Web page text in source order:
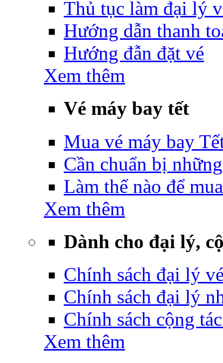
Thủ tục làm đại lý
Hướng dẫn thanh
Hướng đẫn đặt vé
Xem thêm
Vé máy bay tết
Mua vé máy bay
Cần chuẩn bị
Làm thế nào để
Xem thêm
Dành cho đại lý,
Chính sách đại lý
Chính sách đại lý
Chính sách cộng
Xem thêm